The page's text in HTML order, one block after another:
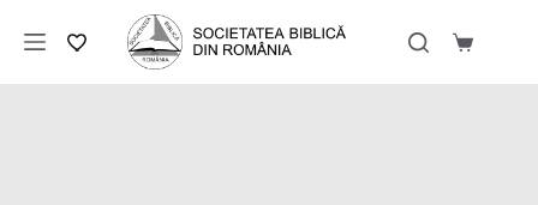
conținut
Coș